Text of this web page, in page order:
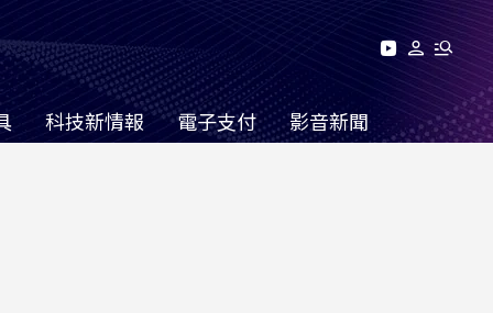
科技新情報 電子支付 影音新聞